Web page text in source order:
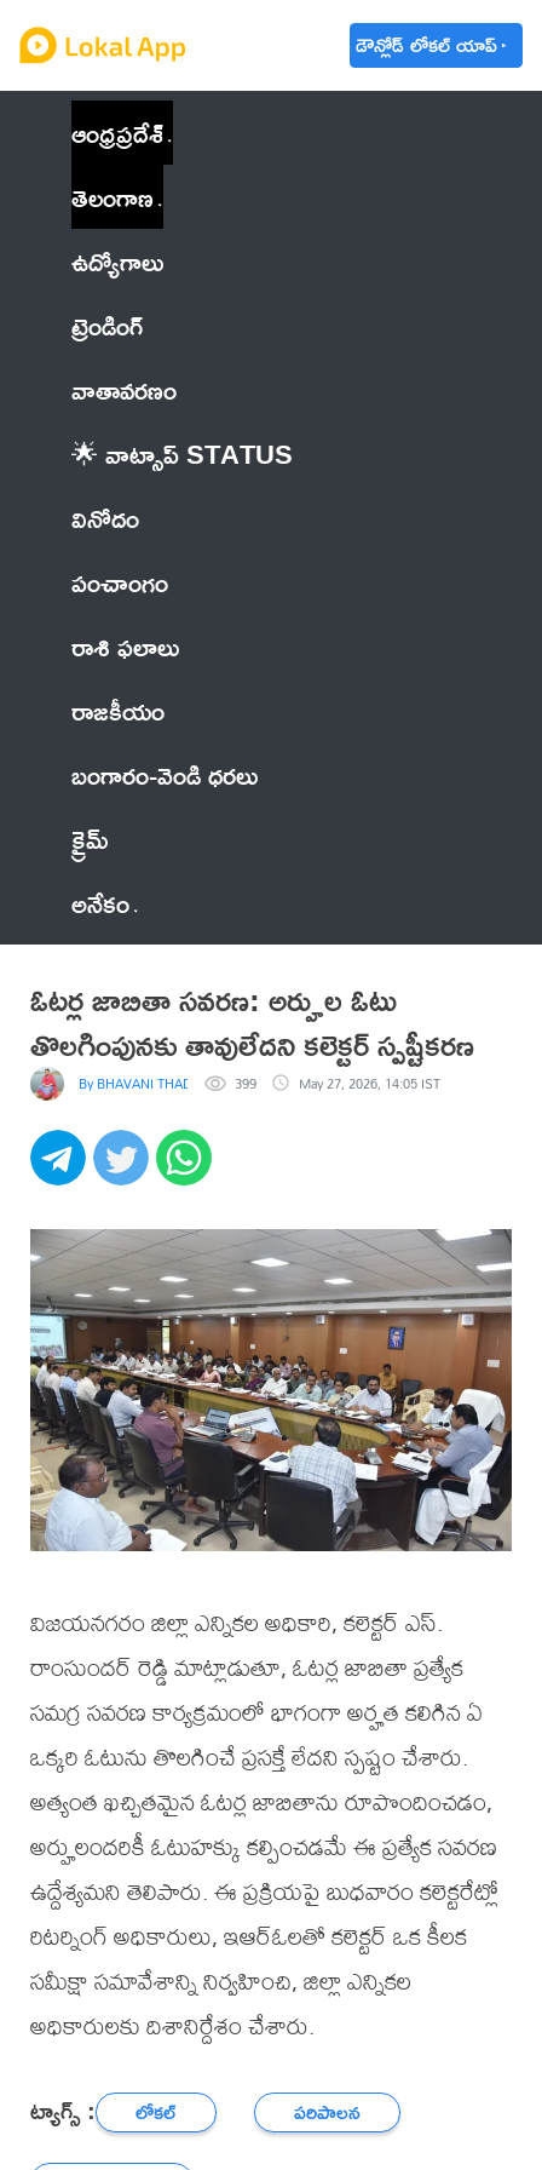
డౌన్లోడ్ లోకల్ యాప్
ఆంధ్రప్రదేశ్
తెలంగాణ
ఉద్యోగాలు
ట్రెండింగ్
వాతావరణం
🌟 వాట్సాప్ STATUS
వినోదం
పంచాంగం
రాశి ఫలాలు
రాజకీయం
బంగారం-వెండి ధరలు
క్రైమ్
అనేకం
ఓటర్ల జాబితా సవరణ: అర్హుల ఓటు
తొలగింపునకు తావులేదని కలెక్టర్ స్పష్టీకరణ
By BHAVANI THADI 399 May 27, 2026, 14:05 IST
విజయనగరం జిల్లా ఎన్నికల అధికారి, కలెక్టర్ ఎస్.
రాంసుందర్ రెడ్డి మాట్లాడుతూ, ఓటర్ల జాబితా ప్రత్యేక
సమగ్ర సవరణ కార్యక్రమంలో భాగంగా అర్హత కలిగిన ఏ
ఒక్కరి ఓటును తొలగించే ప్రసక్తే లేదని స్పష్టం చేశారు.
అత్యంత ఖచ్చితమైన ఓటర్ల జాబితాను రూపొందించడం,
అర్హులందరికీ ఓటుహక్కు కల్పించడమే ఈ ప్రత్యేక సవరణ
ఉద్దేశ్యమని తెలిపారు. ఈ ప్రక్రియపై బుధవారం కలెక్టరేట్లో
రిటర్నింగ్ అధికారులు, ఇఆర్ఓలతో కలెక్టర్ ఒక కీలక
సమీక్షా సమావేశాన్ని నిర్వహించి, జిల్లా ఎన్నికల
అధికారులకు దిశానిర్దేశం చేశారు.
ట్యాగ్స్ : లోకల్
పరిపాలన